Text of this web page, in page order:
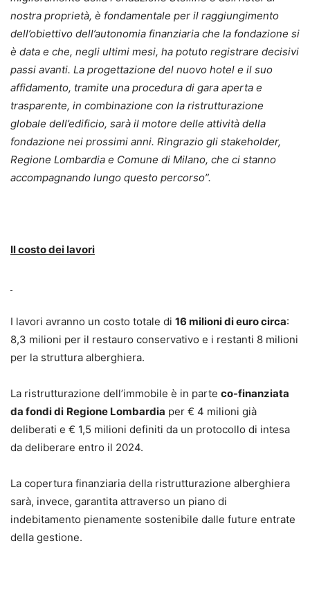
nostra proprietà, è fondamentale per il raggiungimento
dell’obiettivo dell’autonomia finanziaria che la fondazione si
è data e che, negli ultimi mesi, ha potuto registrare decisivi
passi avanti. La progettazione del nuovo hotel e il suo
affidamento, tramite una procedura di gara aperta e
trasparente, in combinazione con la ristrutturazione
globale dell’edificio, sarà il motore delle attività della
fondazione nei prossimi anni. Ringrazio gli stakeholder,
Regione Lombardia e Comune di Milano, che ci stanno
accompagnando lungo questo percorso”.
Il costo dei lavori
I lavori avranno un costo totale di 16 milioni di euro circa:
8,3 milioni per il restauro conservativo e i restanti 8 milioni
per la struttura alberghiera.
La ristrutturazione dell’immobile è in parte co-finanziata
da fondi di Regione Lombardia per € 4 milioni già
deliberati e € 1,5 milioni definiti da un protocollo di intesa
da deliberare entro il 2024.
La copertura finanziaria della ristrutturazione alberghiera
sarà, invece, garantita attraverso un piano di
indebitamento pienamente sostenibile dalle future entrate
della gestione.